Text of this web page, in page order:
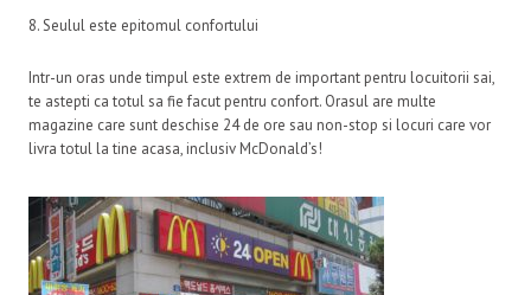
8. Seulul este epitomul confortului
Intr-un oras unde timpul este extrem de important pentru locuitorii sai,
te astepti ca totul sa fie facut pentru confort. Orasul are multe
magazine care sunt deschise 24 de ore sau non-stop si locuri care vor
livra totul la tine acasa, inclusiv McDonald’s!